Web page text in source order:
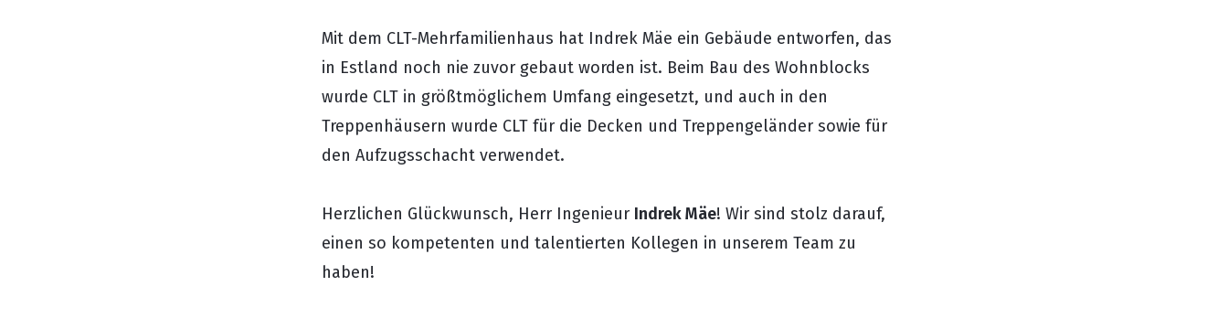
Mit dem CLT-Mehrfamilienhaus hat Indrek Mäe ein Gebäude entworfen, das
in Estland noch nie zuvor gebaut worden ist. Beim Bau des Wohnblocks
wurde CLT in größtmöglichem Umfang eingesetzt, und auch in den
Treppenhäusern wurde CLT für die Decken und Treppengeländer sowie für
den Aufzugsschacht verwendet.
Herzlichen Glückwunsch, Herr Ingenieur Indrek Mäe! Wir sind stolz darauf,
einen so kompetenten und talentierten Kollegen in unserem Team zu
haben!